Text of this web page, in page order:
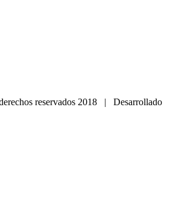
reservados 2018 | Desarrollado